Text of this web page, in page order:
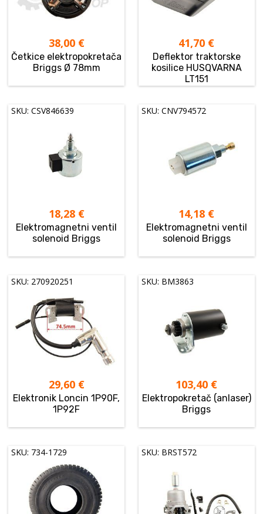
38,00 €
Četkice elektropokretača
Briggs Ø 78mm
41,70 €
Deflektor traktorske
kosilice HUSQVARNA
LT151
SKU: CSV846639
18,28 €
Elektromagnetni ventil
solenoid Briggs
SKU: CNV794572
14,18 €
Elektromagnetni ventil
solenoid Briggs
SKU: 270920251
29,60 €
Elektronik Loncin 1P90F,
1P92F
SKU: BM3863
103,40 €
Elektropokretač (anlaser)
Briggs
SKU: 734-1729 SKU: BRST572